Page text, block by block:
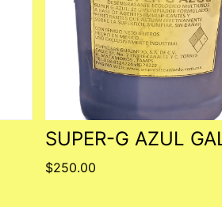
SUPER-G AZUL
$250.00